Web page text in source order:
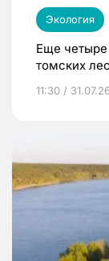
Экология
Еще
томских
11:30 / 31.07.26